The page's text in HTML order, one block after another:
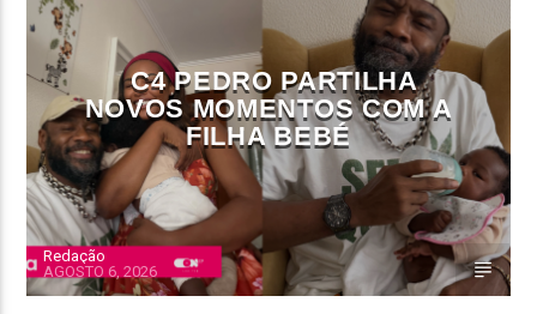
C4 PEDRO PARTILHA
NOVOS MOMENTOS COM A
FILHA BEBÉ
Redação
AGOSTO 6, 2026